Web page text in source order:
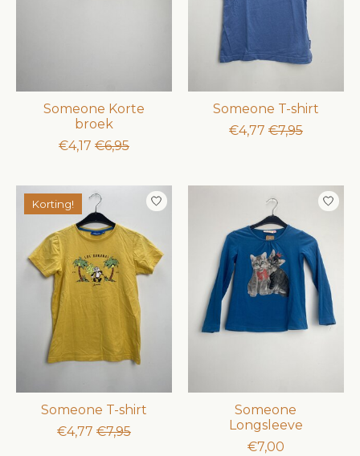
Someone Korte
broek
€4,17 €6,95
Someone T-shirt
€4,77 €7,95
Korting!
Someone T-shirt
€4,77 €7,95
Someone
Longsleeve
€7,00